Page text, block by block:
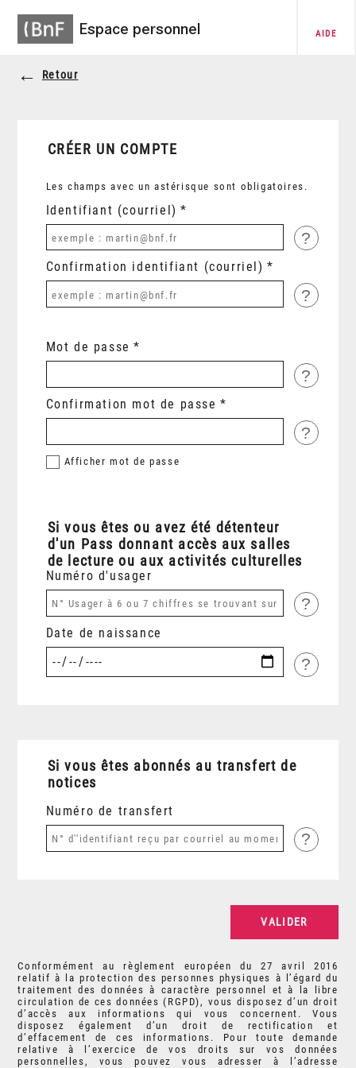
Espace personnel AIDE
Retour
CRÉER UN COMPTE
Les champs avec un astérisque sont obligatoires.
Identifiant (courriel)
?
Confirmation identifiant (courriel)
?
Mot de passe
?
Confirmation mot de passe
?
Afficher mot de passe
Si vous êtes ou avez été détenteur
d'un Pass donnant accès aux salles
de lecture ou aux activités culturelles
Numéro d'usager
?
Date de naissance
?
Si vous êtes abonnés au transfert de
notices
Numéro de transfert
?
Conformément au règlement européen du 27 avril 2016
relatif à la protection des personnes physiques à l’égard du
traitement des données à caractère personnel et à la libre
circulation de ces données (RGPD), vous disposez d’un droit
d’accès aux informations qui vous concernent. Vous
disposez également d’un droit de rectification et
d’effacement de ces informations. Pour toute demande
relative à l’exercice de vos droits sur vos données
personnelles, vous pouvez vous adresser à l’adresse